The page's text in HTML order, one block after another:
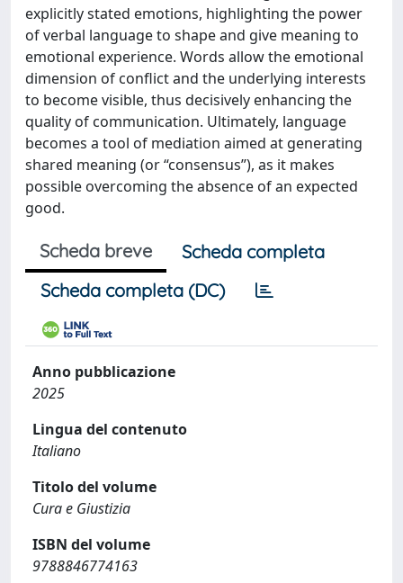
explicitly stated emotions, highlighting the power
of verbal language to shape and give meaning to
emotional experience. Words allow the emotional
dimension of conflict and the underlying interests
to become visible, thus decisively enhancing the
quality of communication. Ultimately, language
becomes a tool of mediation aimed at generating
shared meaning (or “consensus”), as it makes
possible overcoming the absence of an expected
good.
Scheda breve
Scheda completa
Scheda completa (DC)
Anno pubblicazione
2025
Lingua del contenuto
Italiano
Titolo del volume
Cura e Giustizia
ISBN del volume
9788846774163